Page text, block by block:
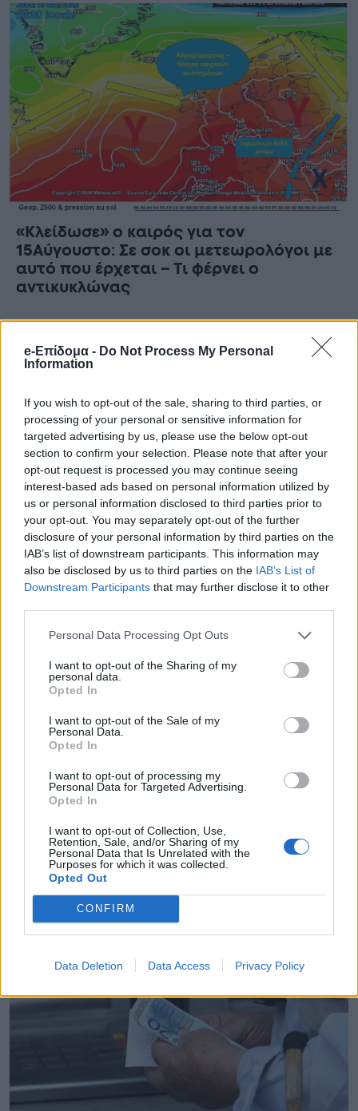
e-Επίδομα - Do Not Process My Personal
Information
If you wish to opt-out of the sale, sharing to third parties, or
processing of your personal or sensitive information for
targeted advertising by us, please use the below opt-out
section to confirm your selection. Please note that after your
opt-out request is processed you may continue seeing
interest-based ads based on personal information utilized by
us or personal information disclosed to third parties prior to
your opt-out. You may separately opt-out of the further
disclosure of your personal information by third parties on the
IAB’s list of downstream participants. This information may
also be disclosed by us to third parties on the IAB’s List of
Downstream Participants that may further disclose it to other
Personal Data Processing Opt Outs
I want to opt-out of the Sharing of my
personal data.
Opted In
I want to opt-out of the Sale of my
Personal Data.
Opted In
I want to opt-out of processing my
Personal Data for Targeted Advertising.
Opted In
I want to opt-out of Collection, Use,
Retention, Sale, and/or Sharing of my
Personal Data that Is Unrelated with the
Purposes for which it was collected.
Opted Out
CONFIRM
Data Deletion Data Access Privacy Policy
«Κλείδωσε» ο καιρός για τον
15Αύγουστο: Σε σοκ οι μετεωρολόγοι με
αυτό που έρχεται – Τι φέρνει ο
αντικυκλώνας
Ούτε ταχύτητα ούτε αλκοόλ: Αυτή είναι
η πραγματική αιτία του σφοδρού
δυστυχήματος στις Σέρρες – Σοκάρει η
ανάλυση του πραγματογνώμονα
Συνέβη αυτό που φοβόταν ο
Μητσοτάκης